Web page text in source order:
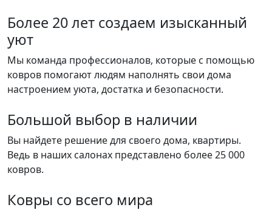
Более 20 лет создаем изысканный
уют
Мы команда профессионалов, которые с помощью
ковров помогают людям наполнять свои дома
настроением уюта, достатка и безопасности.
Большой выбор в наличии
Вы найдете решение для своего дома, квартиры.
Ведь в наших салонах представлено более 25 000
ковров.
Ковры со всего мира